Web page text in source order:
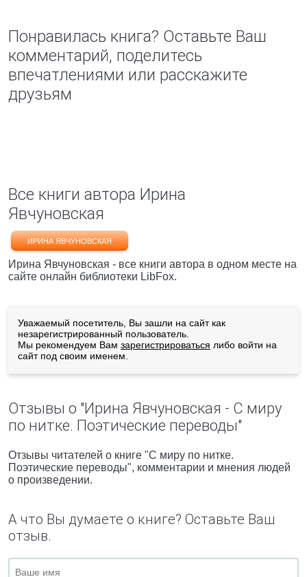
Понравилась книга? Оставьте Ваш
комментарий, поделитесь
впечатлениями или расскажите
друзьям
Все книги автора Ирина
Явчуновская
ИРИНА ЯВЧУНОВСКАЯ
Ирина Явчуновская - все книги автора в одном месте на
сайте онлайн библиотеки LibFox.
Уважаемый посетитель, Вы зашли на сайт как
незарегистрированный пользователь.
Мы рекомендуем Вам зарегистрироваться либо войти на
сайт под своим именем.
Отзывы о "Ирина Явчуновская - С миру
по нитке. Поэтические переводы"
Отзывы читателей о книге "С миру по нитке.
Поэтические переводы", комментарии и мнения людей
о произведении.
А что Вы думаете о книге? Оставьте Ваш
отзыв.